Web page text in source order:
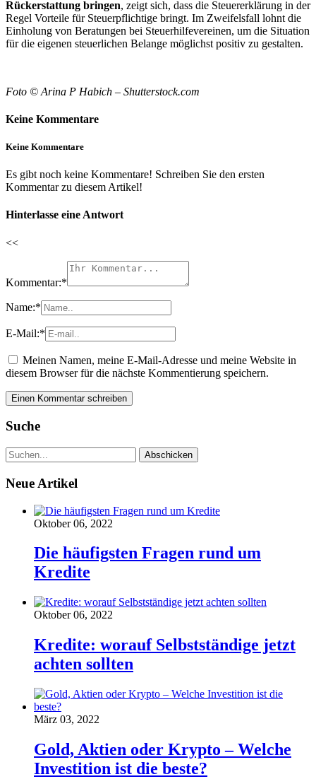
Rückerstattung bringen, zeigt sich, dass die Steuererklärung in der
Regel Vorteile für Steuerpflichtige bringt. Im Zweifelsfall lohnt die
Einholung von Beratungen bei Steuerhilfevereinen, um die Situation
für die eigenen steuerlichen Belange möglichst positiv zu gestalten.
Foto © Arina P Habich – Shutterstock.com
Keine Kommentare
Keine Kommentare
Es gibt noch keine Kommentare! Schreiben Sie den ersten
Kommentar zu diesem Artikel!
Hinterlasse eine Antwort
<<
Kommentar:*
Name:*
E-Mail:*
Meinen Namen, meine E-Mail-Adresse und meine Website in
diesem Browser für die nächste Kommentierung speichern.
Suche
Neue Artikel
Oktober 06, 2022
Die häufigsten Fragen rund um
Kredite
Oktober 06, 2022
Kredite: worauf Selbstständige jetzt
achten sollten
März 03, 2022
Gold, Aktien oder Krypto – Welche
Investition ist die beste?